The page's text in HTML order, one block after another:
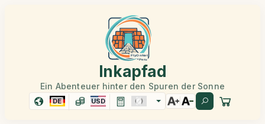
Inkapfad
Ein Abenteuer hinter den Spuren der Sonne
DE USD